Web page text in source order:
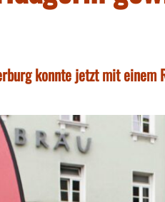
konnte jetzt mit